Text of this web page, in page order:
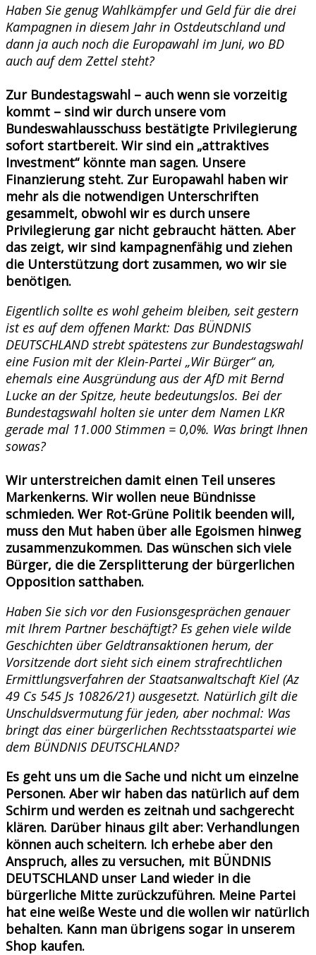
Haben Sie genug Wahlkämpfer und Geld für die drei
Kampagnen in diesem Jahr in Ostdeutschland und
dann ja auch noch die Europawahl im Juni, wo BD
auch auf dem Zettel steht?
Zur Bundestagswahl – auch wenn sie vorzeitig
kommt – sind wir durch unsere vom
Bundeswahlausschuss bestätigte Privilegierung
sofort startbereit. Wir sind ein „attraktives
Investment“ könnte man sagen. Unsere
Finanzierung steht. Zur Europawahl haben wir
mehr als die notwendigen Unterschriften
gesammelt, obwohl wir es durch unsere
Privilegierung gar nicht gebraucht hätten. Aber
das zeigt, wir sind kampagnenfähig und ziehen
die Unterstützung dort zusammen, wo wir sie
benötigen.
Eigentlich sollte es wohl geheim bleiben, seit gestern
ist es auf dem offenen Markt: Das BÜNDNIS
DEUTSCHLAND strebt spätestens zur Bundestagswahl
eine Fusion mit der Klein-Partei „Wir Bürger“ an,
ehemals eine Ausgründung aus der AfD mit Bernd
Lucke an der Spitze, heute bedeutungslos. Bei der
Bundestagswahl holten sie unter dem Namen LKR
gerade mal 11.000 Stimmen = 0,0%. Was bringt Ihnen
sowas?
Wir unterstreichen damit einen Teil unseres
Markenkerns. Wir wollen neue Bündnisse
schmieden. Wer Rot-Grüne Politik beenden will,
muss den Mut haben über alle Egoismen hinweg
zusammenzukommen. Das wünschen sich viele
Bürger, die die Zersplitterung der bürgerlichen
Opposition satthaben.
Haben Sie sich vor den Fusionsgesprächen genauer
mit Ihrem Partner beschäftigt? Es gehen viele wilde
Geschichten über Geldtransaktionen herum, der
Vorsitzende dort sieht sich einem strafrechtlichen
Ermittlungsverfahren der Staatsanwaltschaft Kiel (Az
49 Cs 545 Js 10826/21) ausgesetzt. Natürlich gilt die
Unschuldsvermutung für jeden, aber nochmal: Was
bringt das einer bürgerlichen Rechtsstaatspartei wie
dem BÜNDNIS DEUTSCHLAND?
Es geht uns um die Sache und nicht um einzelne
Personen. Aber wir haben das natürlich auf dem
Schirm und werden es zeitnah und sachgerecht
klären. Darüber hinaus gilt aber: Verhandlungen
können auch scheitern. Ich erhebe aber den
Anspruch, alles zu versuchen, mit BÜNDNIS
DEUTSCHLAND unser Land wieder in die
bürgerliche Mitte zurückzuführen. Meine Partei
hat eine weiße Weste und die wollen wir natürlich
behalten. Kann man übrigens sogar in unserem
Shop kaufen.